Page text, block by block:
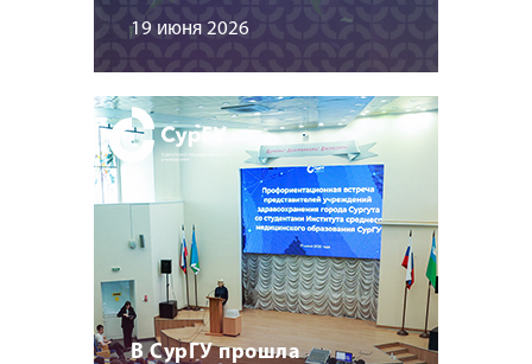
19 июня 2026
В СурГУ прошла